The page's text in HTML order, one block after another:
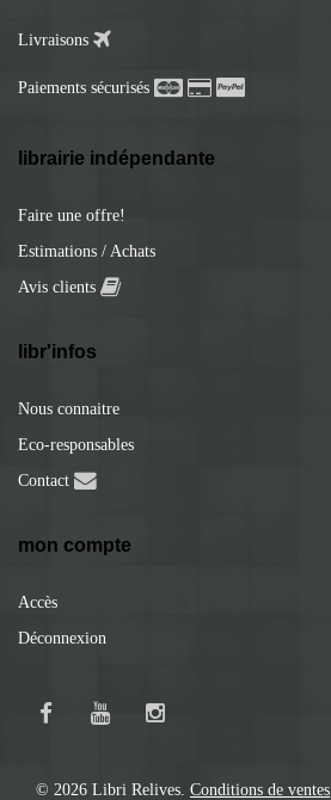
Livraisons
Paiements sécurisés
librairie indépendante
Faire une offre!
Estimations / Achats
Avis clients
libr'infos
Nous connaitre
Eco-responsables
Contact
mon compte
Accès
Déconnexion
© 2026 Libri Relives. Conditions de ventes